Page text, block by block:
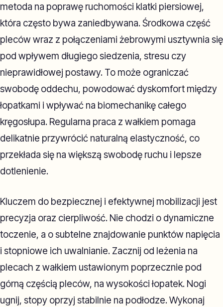
metoda na poprawę ruchomości klatki piersiowej,
która często bywa zaniedbywana. Środkowa część
pleców wraz z połączeniami żebrowymi usztywnia się
pod wpływem długiego siedzenia, stresu czy
nieprawidłowej postawy. To może ograniczać
swobodę oddechu, powodować dyskomfort między
łopatkami i wpływać na biomechanikę całego
kręgosłupa. Regularna praca z wałkiem pomaga
delikatnie przywrócić naturalną elastyczność, co
przekłada się na większą swobodę ruchu i lepsze
dotlenienie.
Kluczem do bezpiecznej i efektywnej mobilizacji jest
precyzja oraz cierpliwość. Nie chodzi o dynamiczne
toczenie, a o subtelne znajdowanie punktów napięcia
i stopniowe ich uwalnianie. Zacznij od leżenia na
plecach z wałkiem ustawionym poprzecznie pod
górną częścią pleców, na wysokości łopatek. Nogi
ugnij, stopy oprzyj stabilnie na podłodze. Wykonaj